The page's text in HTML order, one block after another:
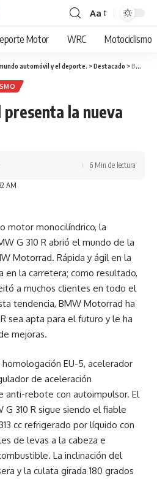
Cambiar
tamaño
fuente
Aa
Motor WRC Motociclismo
automóvil y el deporte. >Destacado >BMW Motorrad presenta la nueva BMW G 310 R
la nueva
AM
6 Min de lectura
motor monocilíndrico, la
G 310 R abrió el mundo de la
Motorrad. Rápida y ágil en la
en la carretera; como resultado,
a muchos clientes en todo el
tendencia, BMW Motorrad ha
sea apta para el futuro y le ha
mejoras.
EU-5, acelerador
de aceleración
anti-rebote con autoimpulsor. El
G 310 R sigue siendo el fiable
cc refrigerado por líquido con
de levas a la cabeza e
La inclinación del
y la culata girada 180 grados